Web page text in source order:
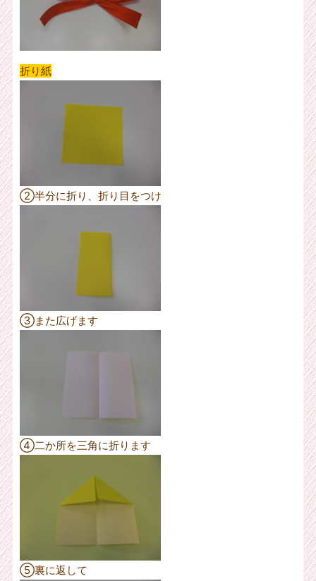
折り紙
②半分に折り、折り目をつけ
③また広げます
④二か所を三角に折ります
⑤裏に返して